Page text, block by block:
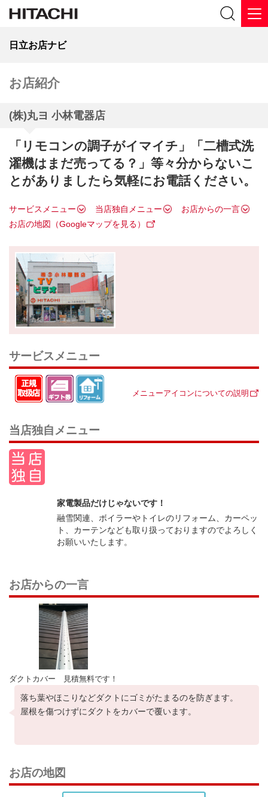
日立お店ナビ
お店紹介
(株)丸ヨ 小林電器店
「リモコンの調子がイマイチ」「二槽式洗
濯機はまだ売ってる？」等々分からないこ
とがありましたら気軽にお電話ください。
サービスメニュー 当店独自メニュー
お店からの一言
お店の地図（Googleマップを見る）
サービスメニュー
メニューアイコンについての説明
当店独自メニュー
家電製品だけじゃないです！
融雪関連、ボイラーやトイレのリフォーム、カーペッ
ト、カーテンなども取り扱っておりますのでよろしく
お願いいたします。
お店からの一言
ダクトカバー 見積無料です！
落ち葉やほこりなどダクトにゴミがたまるのを防ぎます。
屋根を傷つけずにダクトをカバーで覆います。
お店の地図